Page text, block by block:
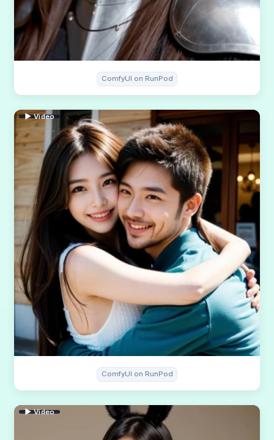
ComfyUI on RunPod
▶ Video
ComfyUI on RunPod
▶ Video